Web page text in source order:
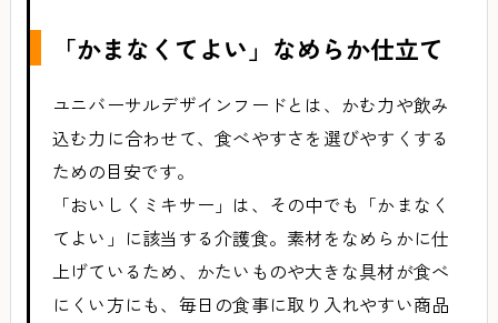
「かまなくてよい」なめらか仕立て
ユニバーサルデザインフードとは、かむ力や飲み
込む力に合わせて、食べやすさを選びやすくする
ための目安です。
「おいしくミキサー」は、その中でも「かまなく
てよい」に該当する介護食。素材をなめらかに仕
上げているため、かたいものや大きな具材が食べ
にくい方にも、毎日の食事に取り入れやすい商品